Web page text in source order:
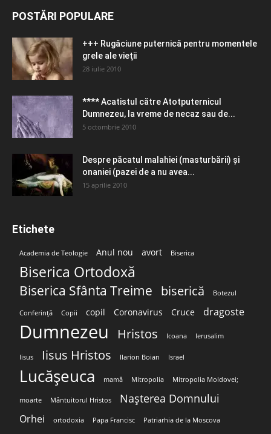
POSTĂRI POPULARE
+++ Rugăciune puternică pentru momentele
grele ale vieţii
28 iulie 2010
**** Acatistul către Atotputernicul
Dumnezeu, la vreme de necaz sau de...
5 octombrie 2010
Despre păcatul malahiei (masturbării) şi
onaniei (pazei de a nu avea...
15 aprilie 2010
Etichete
Academia de Teologie Anul nou avort Biserica
Biserica Ortodoxă
Biserica Sfânta Treime biserică Botezul
Conferință Copii copil Coronavirus Cruce dragoste
Dumnezeu Hristos Icoana Ierusalim
Iisus Iisus Hristos Ilarion Boian Israel
Lucășeuca mamă Mitropolia Mitropolia Moldovei;
moarte Mântuitorul Hristos Nașterea Domnului
Orhei ortodoxia Papa Francisc Patriarhia de la Moscova